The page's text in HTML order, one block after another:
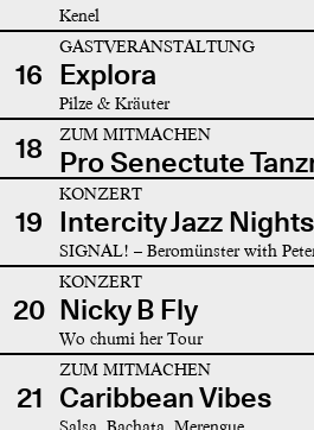
Kenel
16
GASTVERANSTALTUNG
Explora
Pilze & Kräuter
18 ZUM MITMACHEN
Pro Senectute
19
KONZERT
Intercity Jazz Nights
SIGNAL! – Beromünster with
20
KONZERT
Nicky B Fly
Wo chumi her Tour
21
ZUM MITMACHEN
Caribbean Vibes